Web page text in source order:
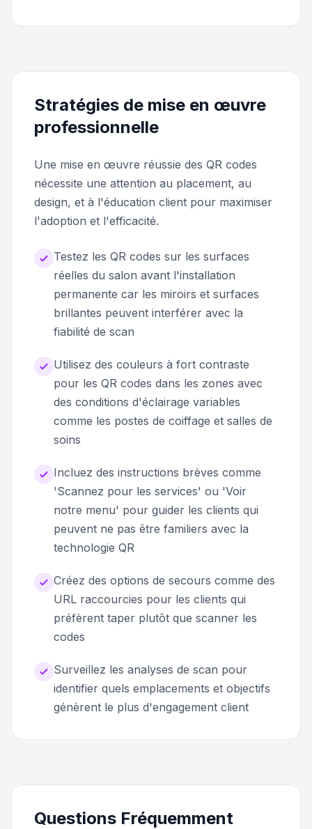
Stratégies de mise en œuvre
professionnelle
Une mise en œuvre réussie des QR codes
nécessite une attention au placement, au
design, et à l'éducation client pour maximiser
l'adoption et l'efficacité.
Testez les QR codes sur les surfaces
réelles du salon avant l'installation
permanente car les miroirs et surfaces
brillantes peuvent interférer avec la
fiabilité de scan
Utilisez des couleurs à fort contraste
pour les QR codes dans les zones avec
des conditions d'éclairage variables
comme les postes de coiffage et salles de
soins
Incluez des instructions brèves comme
'Scannez pour les services' ou 'Voir
notre menu' pour guider les clients qui
peuvent ne pas être familiers avec la
technologie QR
Créez des options de secours comme des
URL raccourcies pour les clients qui
préfèrent taper plutôt que scanner les
codes
Surveillez les analyses de scan pour
identifier quels emplacements et objectifs
génèrent le plus d'engagement client
Questions Fréquemment